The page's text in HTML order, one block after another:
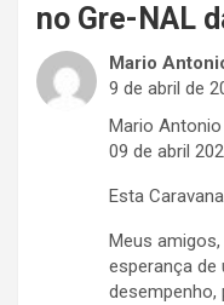
no Gre-NAL
Mario
9 de abril de
Mario Antonio
09 de abril
Esta
Meus
esperança
desempenho,